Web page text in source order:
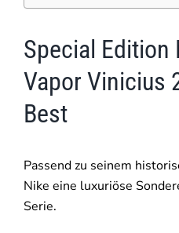
Special Edition
Vapor Vinicius
Best
Passend zu seinem
Nike eine luxuriöse
Serie.